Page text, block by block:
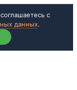
с
данных.